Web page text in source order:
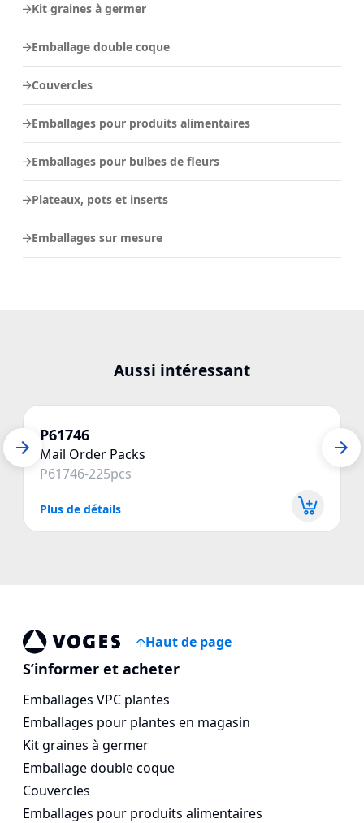
Kit graines à germer
Emballage double coque
Couvercles
Emballages pour produits alimentaires
Emballages pour bulbes de fleurs
Plateaux, pots et inserts
Emballages sur mesure
Aussi intéressant
P61746
Mail Order Packs
P61746-225pcs
Plus de détails
Vogespackaging
Haut de page
S’informer et acheter
Emballages VPC plantes
Emballages pour plantes en magasin
Kit graines à germer
Emballage double coque
Couvercles
Emballages pour produits alimentaires